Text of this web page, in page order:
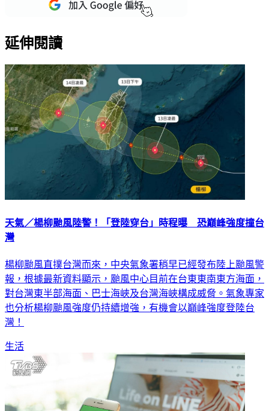
延伸閱讀
天氣／楊柳颱風陸警！「登陸穿台」時程曝 恐巔峰強度撞台
灣
楊柳颱風直撲台灣而來，中央氣象署稍早已經發布陸上颱風警
報，根據最新資料顯示，颱風中心目前在台東東南東方海面，
對台灣東半部海面、巴士海峽及台灣海峽構成威脅。氣象專家
也分析楊柳颱風強度仍持續增強，有機會以巔峰強度登陸台
灣！
生活